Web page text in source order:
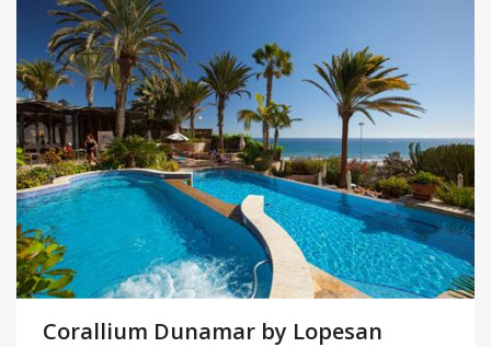
Corallium Dunamar by Lopesan